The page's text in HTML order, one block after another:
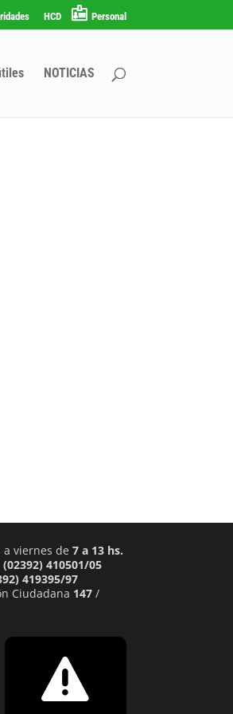
HCD Personal
NOTICIAS
viernes de 7 a 13 hs.
(02392) 410501/05
419395/97
Ciudadana 147/
